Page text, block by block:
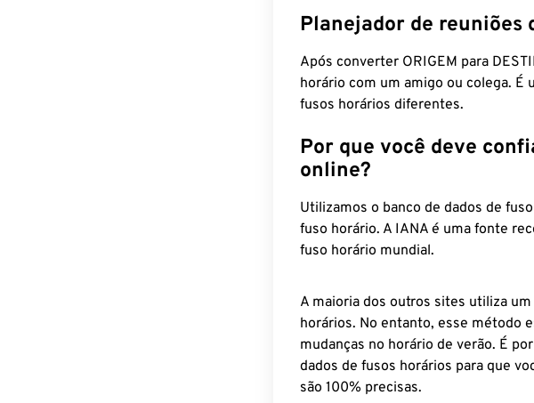
Planejador de reuniões
Após converter ORIGEM para
horário com um amigo ou colega. É
fusos horários diferentes.
Por que você deve
online?
Utilizamos o banco de dados de
fuso horário. A IANA é uma fonte
fuso horário mundial.
A maioria dos outros sites utiliza
horários. No entanto, esse método
mudanças no horário de verão. É
dados de fusos horários para que
são 100% precisas.